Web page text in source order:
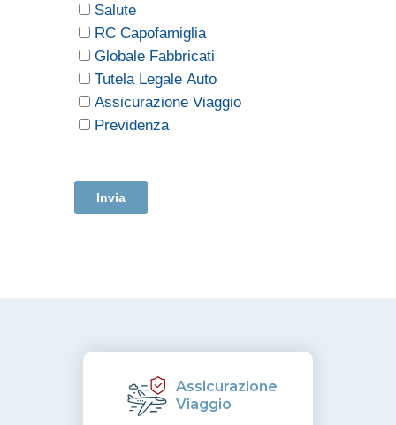
Assicurazione
Viaggio